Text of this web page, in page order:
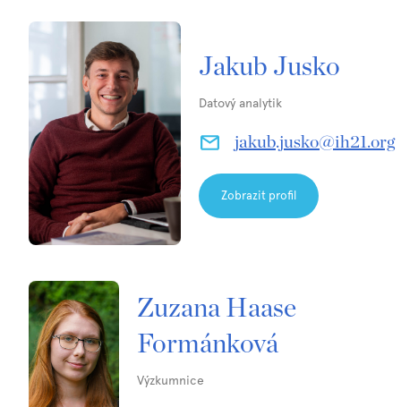
Jakub Jusko
Datový analytik
jakub.jusko@ih21.org
Zobrazit profil
Zuzana Haase
Formánková
Výzkumnice